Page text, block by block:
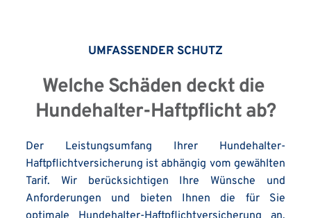
UMFASSENDER SCHUTZ
Welche Schäden deckt die
Hundehalter-Haftpflicht ab?
Der Leistungsumfang Ihrer Hundehalter-
Haftpflichtversicherung ist abhängig vom gewählten
Tarif. Wir berücksichtigen Ihre Wünsche und
Anforderungen und bieten Ihnen die für Sie